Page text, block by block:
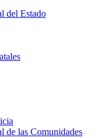
del Estado
de las Comunidades